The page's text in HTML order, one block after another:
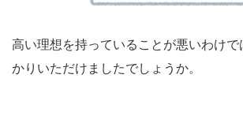
高い理想を持っていることが悪いわけ
かりいただけましたでしょうか。